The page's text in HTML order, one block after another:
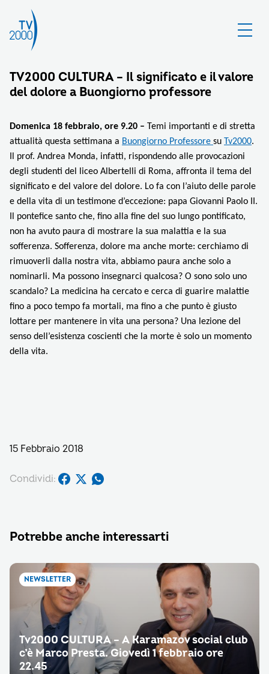
TV2000 CULTURA – Il significato e il valore
del dolore a Buongiorno professore
Domenica 18 febbraio, ore 9.20 – Temi importanti e di stretta
attualità questa settimana a Buongiorno Professore su Tv2000.
Il prof. Andrea Monda, infatti, rispondendo alle provocazioni
degli studenti del liceo Albertelli di Roma, affronta il tema del
significato e del valore del dolore. Lo fa con l’aiuto delle parole
e della vita di un testimone d’eccezione: papa Giovanni Paolo II.
Il pontefice santo che, fino alla fine del suo lungo pontificato,
non ha avuto paura di mostrare la sua malattia e la sua
sofferenza. Sofferenza, dolore ma anche morte: cerchiamo di
rimuoverli dalla nostra vita, abbiamo paura anche solo a
nominarli. Ma possono insegnarci qualcosa? O sono solo uno
scandalo? La medicina ha cercato e cerca di guarire malattie
fino a poco tempo fa mortali, ma fino a che punto è giusto
lottare per mantenere in vita una persona? Una lezione del
senso dell’esistenza coscienti che la morte è solo un momento
della vita.
15 Febbraio 2018
Condividi:
Potrebbe anche interessarti
NEWSLETTER
Tv2000 CULTURA – A Karamazov social club
c’è Marco Presta. Giovedì 1 febbraio ore
22.45